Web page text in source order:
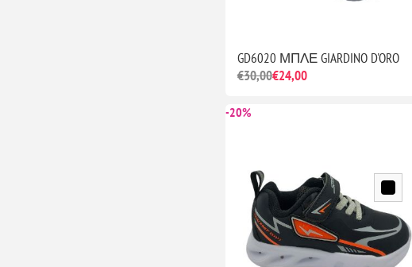
GD6020 ΜΠΛΕ GIARDINO D'ORO
€30,00€24,00
-20%